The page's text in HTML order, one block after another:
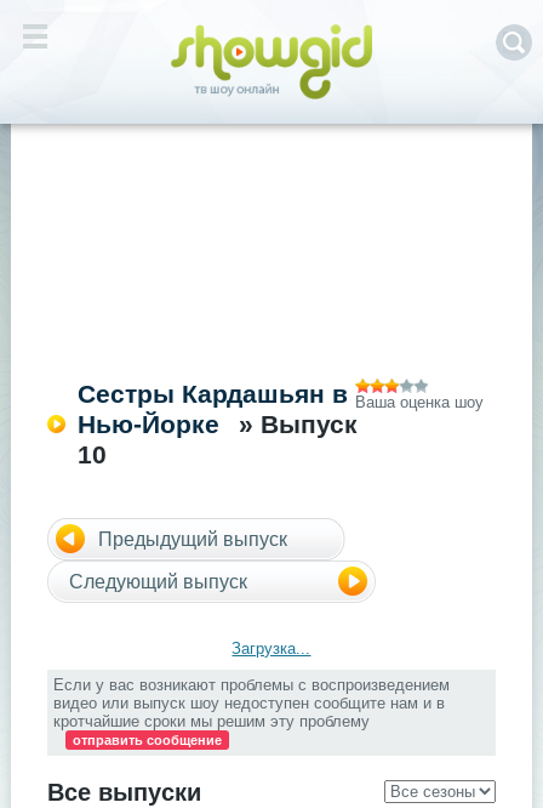
Сестры Кардашьян в
Нью-Йорке
» Выпуск
10
Ваша оценка шоу
Предыдущий выпуск
Следующий выпуск
Загрузка...
Если у вас возникают проблемы с воспроизведением
видео или выпуск шоу недоступен сообщите нам и в
кротчайшие сроки мы решим эту проблему
отправить сообщение
Все выпуски